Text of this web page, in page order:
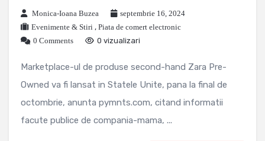
Monica-Ioana Buzea
septembrie 16, 2024
Evenimente & Stiri , Piata de comert electronic
0 Comments
0 vizualizari
Marketplace-ul de produse second-hand Zara Pre-
Owned va fi lansat in Statele Unite, pana la final de
octombrie, anunta pymnts.com, citand informatii
facute publice de compania-mama, ...